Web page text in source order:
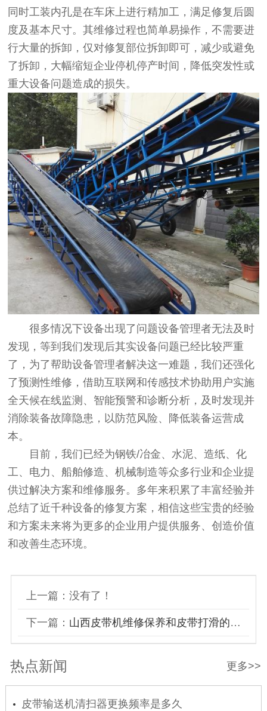
同时工装内孔是在车床上进行精加工，满足修复后圆
度及基本尺寸。其维修过程也简单易操作，不需要进
行大量的拆卸，仅对修复部位拆卸即可，减少或避免
了拆卸，大幅缩短企业停机停产时间，降低突发性或
重大设备问题造成的损失。
很多情况下设备出现了问题设备管理者无法及时
发现，等到我们发现后其实设备问题已经比较严重
了，为了帮助设备管理者解决这一难题，我们还强化
了预测性维修，借助互联网和传感技术协助用户实施
全天候在线监测、智能预警和诊断分析，及时发现并
消除装备故障隐患，以防范风险、降低装备运营成
本。
目前，我们已经为钢铁/冶金、水泥、造纸、化
工、电力、船舶修造、机械制造等众多行业和企业提
供过解决方案和维修服务。多年来积累了丰富经验并
总结了近千种设备的修复方案，相信这些宝贵的经验
和方案未来将为更多的企业用户提供服务、创造价值
和改善生态环境。
上一篇：没有了！
下一篇： 山西皮带机维修保养和皮带打滑的解决办法
更多>>
热点新闻
皮带输送机清扫器更换频率是多久